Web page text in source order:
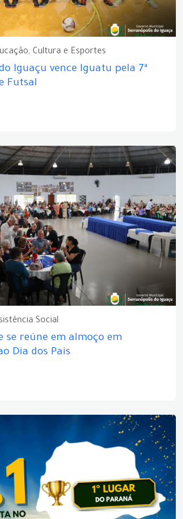
Cultura e Esportes
Iguaçu vence Iguatu pela 7ª
Futsal
Social
se reúne em almoço em
Dia dos Pais